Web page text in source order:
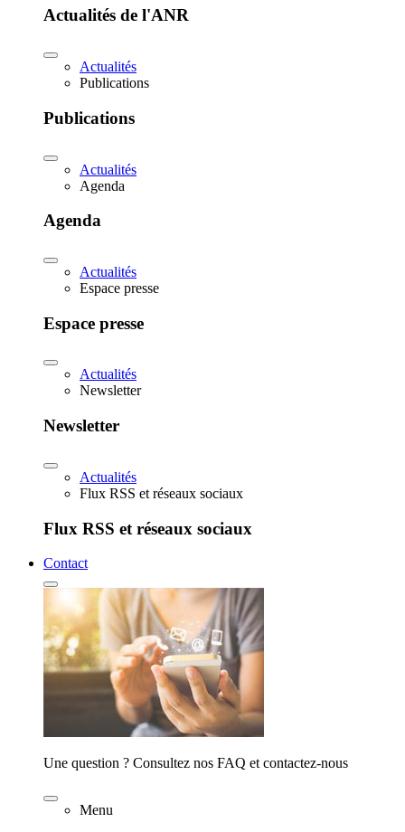
Actualités de l'ANR
Actualités
Publications
Publications
Actualités
Agenda
Agenda
Actualités
Espace presse
Espace presse
Actualités
Newsletter
Newsletter
Actualités
Flux RSS et réseaux sociaux
Flux RSS et réseaux sociaux
Contact
Une question ? Consultez nos FAQ et contactez-nous
Menu